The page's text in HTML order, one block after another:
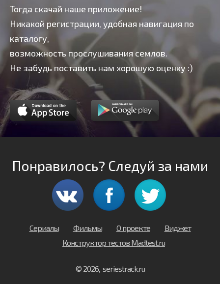
Тогда скачай наше приложение!
Никакой регистрации, удобная навигация по
каталогу,
возможность прослушивания семлов.
Не забудь поставить нам хорошую оценку :)
Понравилось? Следуй за нами
Сериалы Фильмы О проекте
Виджет
Конструктор тестов Madtest.ru
© 2026, seriestrack.ru